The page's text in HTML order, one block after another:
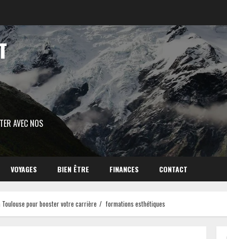
AVEC NOS
VOYAGES BIEN ÊTRE FINANCES CONTACT
pour booster votre carrière formations esthétiques